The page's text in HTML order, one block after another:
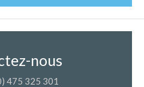
nous
475 325 301